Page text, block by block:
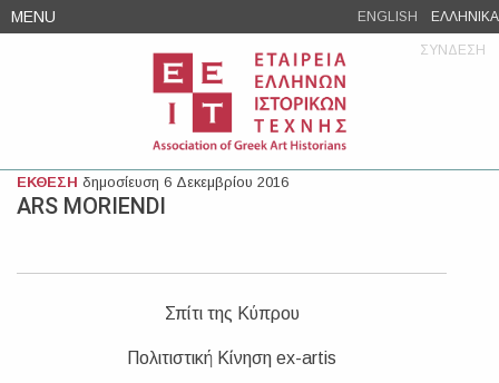
Skip
to
MENU ENGLISH ΕΛΛΗΝΙΚΑ
ΣΥΝΔΕΣΗ
ΕΚΘΕΣΗ δημοσίευση 6 Δεκεμβρίου 2016
ARS MORIENDI
Σπίτι της Κύπρου
Πολιτιστική Κίνηση ex-artis